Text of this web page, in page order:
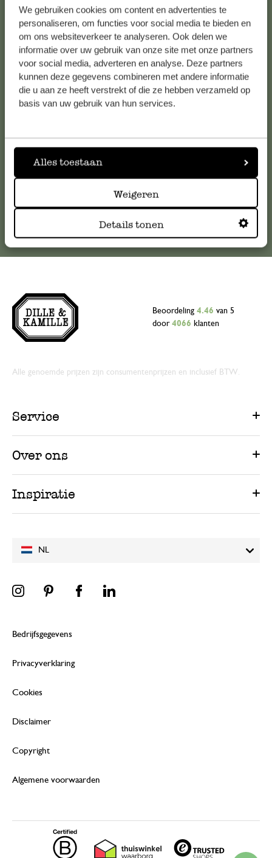
We gebruiken cookies om content en advertenties te
personaliseren, om functies voor social media te bieden en
om ons websiteverkeer te analyseren. Ook delen we
informatie over uw gebruik van onze site met onze partners
voor social media, adverteren en analyse. Deze partners
kunnen deze gegevens combineren met andere informatie
die u aan ze heeft verstrekt of die ze hebben verzameld op
basis van uw gebruik van hun services.
Alles toestaan
Weigeren
Details tonen
Bekijk alle 62 winkels
Klantenservice
Voor vragen, tips of hulp kun je contact opnemen met onze
klantenservice. Of bekijk hier het antwoord op de
NL
Beoordeling 4.46 van 5
door 4066 klanten
Alle genoemde prijzen zijn consumentenprijzen en inclusief BTW.
Service
Over ons
Inspiratie
Bedrijfsgegevens
Privacyverklaring
Cookies
Disclaimer
Copyright
Algemene voorwaarden